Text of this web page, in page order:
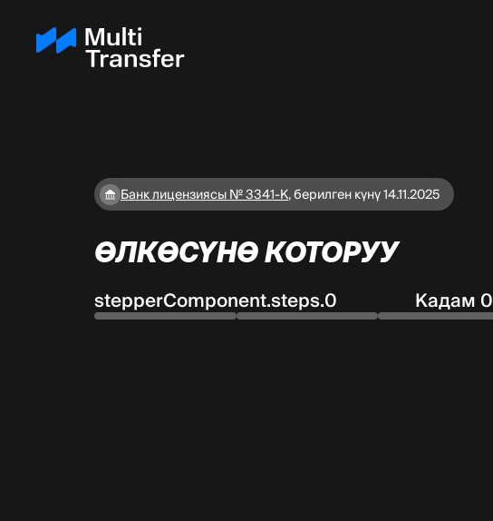
Банк лицензиясы № 3341-К,берилген күнү 14.11.2025
ӨЛКӨСҮНӨ КОТОРУУ
stepperComponent.steps.0 Кадам